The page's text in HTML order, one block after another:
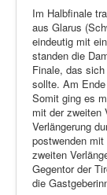
Im Halbfinale
aus Glarus
eindeutig mit
standen die
Finale, das
sollte. Am
Somit ging es
mit der zweiten
Verlängerung
postwenden
zweiten
Gegentor der
die